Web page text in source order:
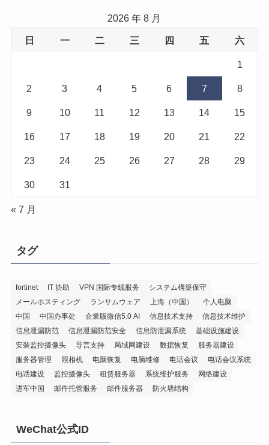
2026 年 8 月
日 一 二 三 四 五 六
1
2 3 4 5 6 7 8
9 10 11 12 13 14 15
16 17 18 19 20 21 22
23 24 25 26 27 28 29
30 31
« 7 月
タグ
fortinet IT 协助 VPN 国际专线服务
システム構築保守
メールホスティング
ランサムウェア 上海（中国）
个人电脑
中国
中国办事处 企業版微信5.0 AI 信息技术支持
信息技术维护
信息泄漏防范
信息泄漏防范安全 信息防泄漏系统
基础设施建设
安装监控摄像头
导言支持 局域网建设 数据恢复
服务器建设
服务器管理
照相机 电脑恢复 电脑维修 电话会议
电话会议系统
电话建设
监控摄像头 租赁服务器 系统维护服务
网络建设
进军中国
邮件托管服务 邮件服务器 防火墙结构
WeChat公式ID